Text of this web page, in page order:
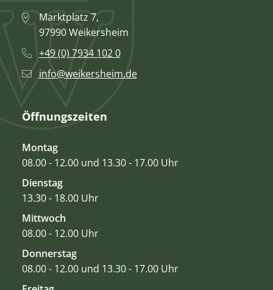
Marktplatz 7,
97990 Weikersheim
+49 (0) 7934 102 0
info@weikersheim.de
Öffnungszeiten
Montag
08.00 - 12.00 und 13.30 - 17.00 Uhr
Dienstag
13.30 - 18.00 Uhr
Mittwoch
08.00 - 12.00 Uhr
Donnerstag
08.00 - 12.00 und 13.30 - 17.00 Uhr